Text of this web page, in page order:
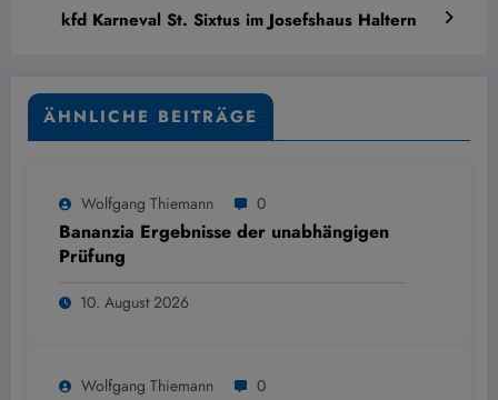
kfd Karneval St. Sixtus im Josefshaus Haltern
ÄHNLICHE BEITRÄGE
Wolfgang Thiemann 0
Bananzia Ergebnisse der unabhängigen
Prüfung
10. August 2026
Wolfgang Thiemann 0